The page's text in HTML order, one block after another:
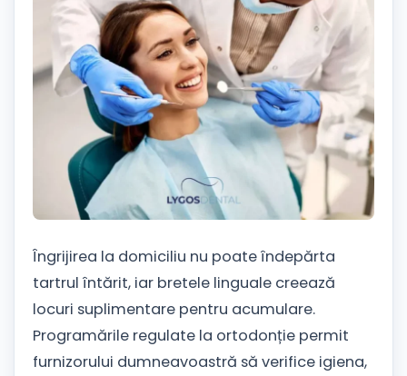
Îngrijirea la domiciliu nu poate îndepărta
tartrul întărit, iar bretele linguale creează
locuri suplimentare pentru acumulare.
Programările regulate la ortodonție permit
furnizorului dumneavoastră să verifice igiena,